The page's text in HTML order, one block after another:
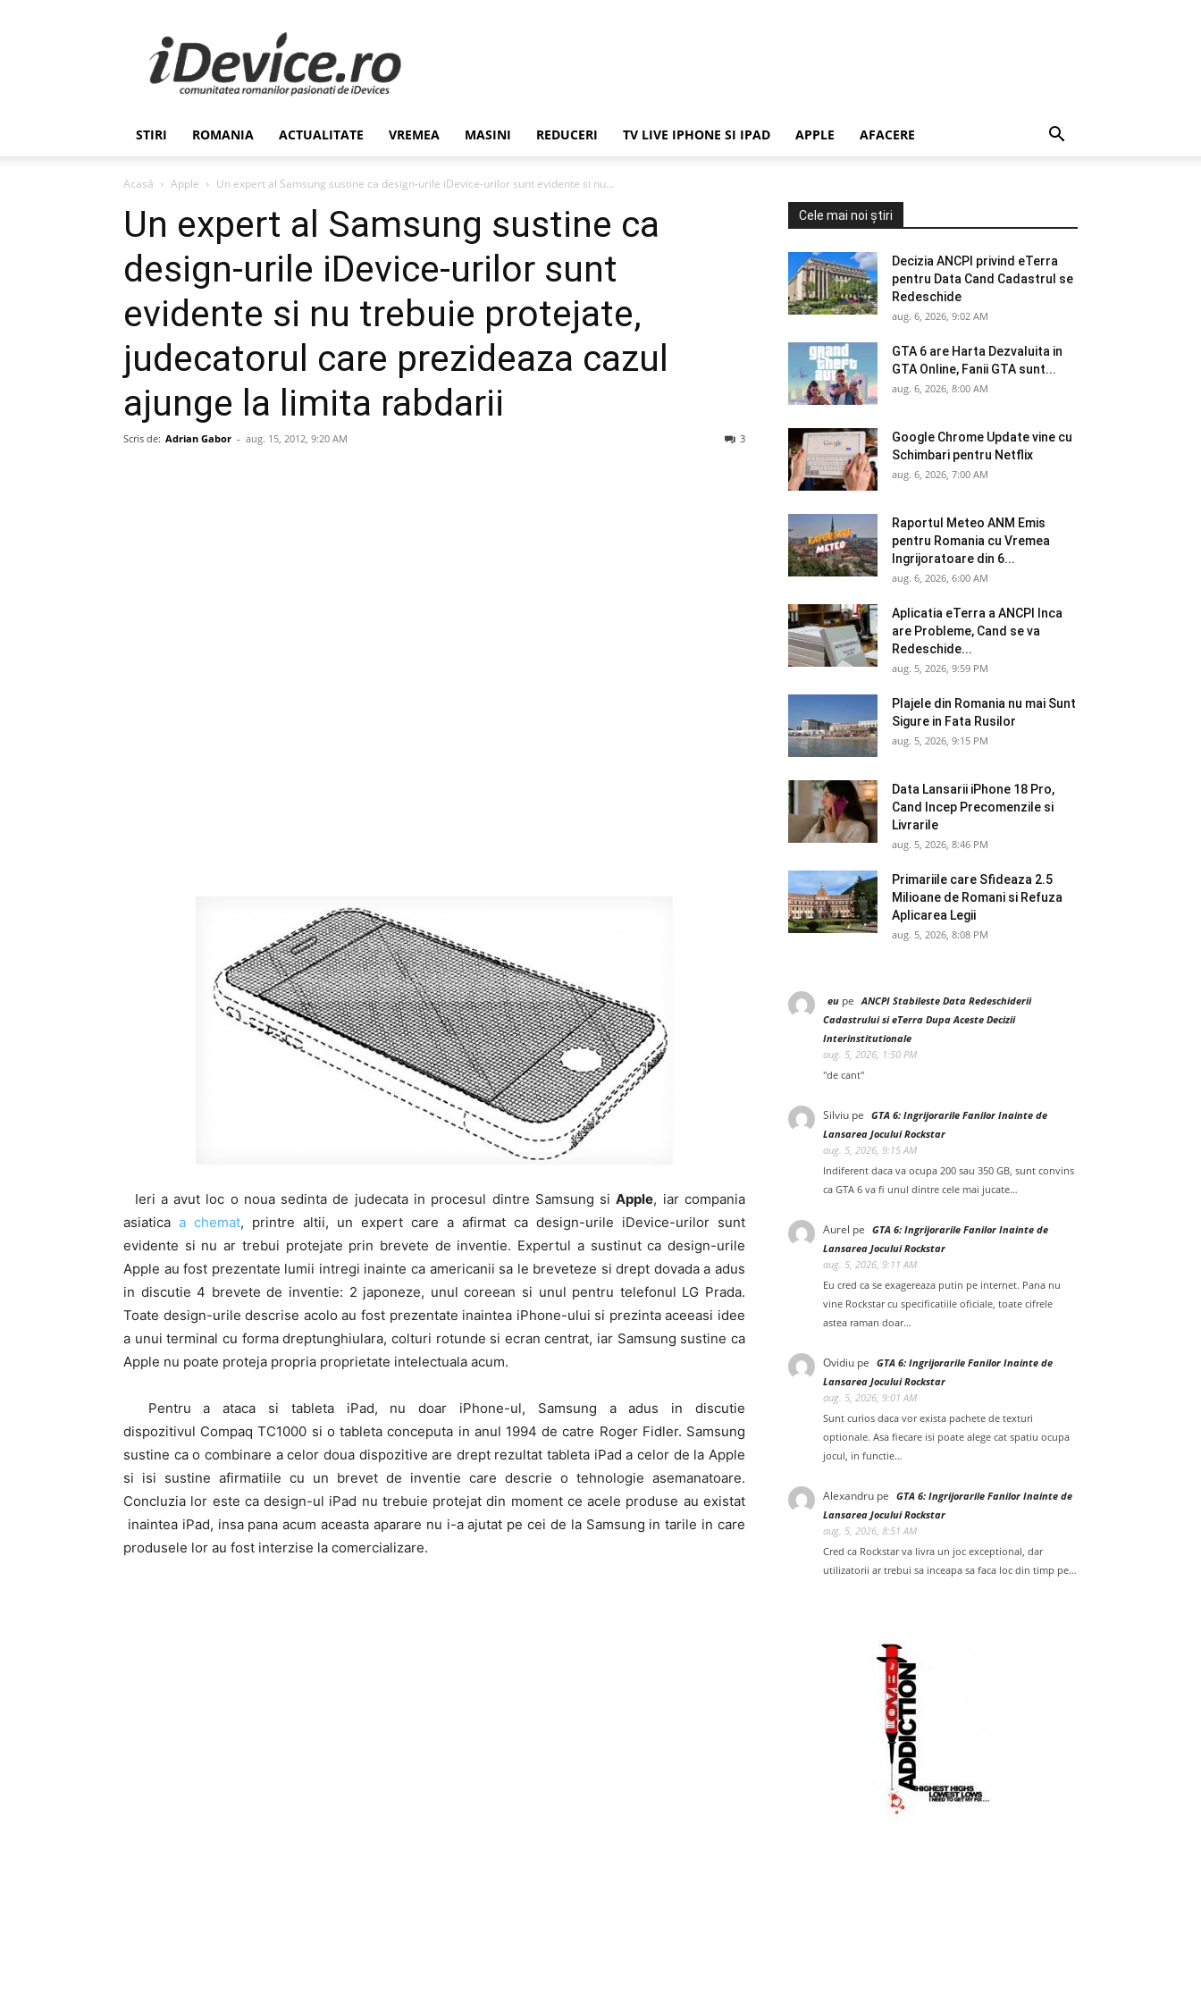
Stiri
de
Ultima
Ora
Romania,
Economie,
–
iDevice.ro
STIRI ROMANIA ACTUALITATE VREMEA MASINI REDUCERI TV LIVE IPHONE SI IPAD APPLE AFACERE
Acasă Apple Un expert al Samsung sustine ca design-urile iDevice-urilor sunt evidente si nu...
Un expert al Samsung sustine ca
design-urile iDevice-urilor sunt
evidente si nu trebuie protejate,
judecatorul care prezideaza cazul
ajunge la limita rabdarii
Scris de: Adrian Gabor - aug. 15, 2012, 9:20 AM 3
Ieri a avut loc o noua sedinta de judecata in procesul dintre Samsung siApple, iar compania
asiatica a chemat, printre altii, un expert care a afirmat ca design-urile iDevice-urilor sunt
evidente si nu ar trebui protejate prin brevete de inventie. Expertul a sustinut ca design-urile
Apple au fost prezentate lumii intregi inainte ca americanii sa le breveteze si drept dovada a adus
in discutie 4 brevete de inventie: 2 japoneze, unul coreean si unul pentru telefonul LG Prada.
Toate design-urile descrise acolo au fost prezentate inaintea iPhone-ului si prezinta aceeasi idee
a unui terminal cu forma dreptunghiulara, colturi rotunde si ecran centrat, iar Samsung sustine ca
Apple nu poate proteja propria proprietate intelectuala acum.
Pentru a ataca si tableta iPad, nu doar iPhone-ul, Samsung a adus in discutie
dispozitivul Compaq TC1000 si o tableta conceputa in anul 1994 de catre Roger Fidler. Samsung
sustine ca o combinare a celor doua dispozitive are drept rezultat tableta iPad a celor de la Apple
si isi sustine afirmatiile cu un brevet de inventie care descrie o tehnologie asemanatoare.
Concluzia lor este ca design-ul iPad nu trebuie protejat din moment ce acele produse au existat
inaintea iPad, insa pana acum aceasta aparare nu i-a ajutat pe cei de la Samsung in tarile in care
produsele lor au fost interzise la comercializare.
Cele mai noi știri
Decizia ANCPI privind eTerra
pentru Data Cand Cadastrul se
Redeschide
aug. 6, 2026, 9:02 AM
GTA 6 are Harta Dezvaluita in
GTA Online, Fanii GTA sunt...
aug. 6, 2026, 8:00 AM
Google Chrome Update vine cu
Schimbari pentru Netflix
aug. 6, 2026, 7:00 AM
Raportul Meteo ANM Emis
pentru Romania cu Vremea
Ingrijoratoare din 6...
aug. 6, 2026, 6:00 AM
Aplicatia eTerra a ANCPI Inca
are Probleme, Cand se va
Redeschide...
aug. 5, 2026, 9:59 PM
Plajele din Romania nu mai Sunt
Sigure in Fata Rusilor
aug. 5, 2026, 9:15 PM
Data Lansarii iPhone 18 Pro,
Cand Incep Precomenzile si
Livrarile
aug. 5, 2026, 8:46 PM
Primariile care Sfideaza 2.5
Milioane de Romani si Refuza
Aplicarea Legii
aug. 5, 2026, 8:08 PM
eu pe ANCPI Stabileste Data Redeschiderii
Cadastrului si eTerra Dupa Aceste Decizii
Interinstitutionale
aug. 5, 2026, 1:50 PM
"de cant"
Silviu pe GTA 6: Ingrijorarile Fanilor Inainte de
Lansarea Jocului Rockstar
aug. 5, 2026, 9:15 AM
Indiferent daca va ocupa 200 sau 350 GB, sunt convins
ca GTA 6 va fi unul dintre cele mai jucate…
Aurel pe GTA 6: Ingrijorarile Fanilor Inainte de
Lansarea Jocului Rockstar
aug. 5, 2026, 9:11 AM
Eu cred ca se exagereaza putin pe internet. Pana nu
vine Rockstar cu specificatiile oficiale, toate cifrele
astea raman doar…
Ovidiu pe GTA 6: Ingrijorarile Fanilor Inainte de
Lansarea Jocului Rockstar
aug. 5, 2026, 9:01 AM
Sunt curios daca vor exista pachete de texturi
optionale. Asa fiecare isi poate alege cat spatiu ocupa
jocul, in functie…
Alexandru pe GTA 6: Ingrijorarile Fanilor Inainte de
Lansarea Jocului Rockstar
aug. 5, 2026, 8:51 AM
Cred ca Rockstar va livra un joc exceptional, dar
utilizatorii ar trebui sa inceapa sa faca loc din timp pe…